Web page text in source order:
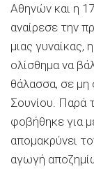
Αθηνών και η
αναίρεσε την
μιας γυναίκας,
ολίσθημα να
θάλασσα, σε μη
Σουνίου. Παρά
φοβήθηκε για
απομακρύνει
αγωγή